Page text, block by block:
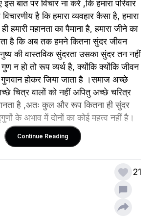
बात पर विचार ना करें ,कि हमारा परिवार
है कि हमारा व्यवहार कैसा है, हमारा
हमारी महानता का पैमाना है, हमारा जीने का
है कि अब तक हमने कितना सुंदर जीवन
की वास्तविक सुंदरता उसका सुंदर तन नहीं
न हो तो रूप व्यर्थ है, क्योंकि क्योंकि जीवन
होकर जिया जाता है ।समाज अच्छे
चित्र वालों को नहीं अपितु अच्छे चरित्र
है ,अतः कुल और रूप कितना ही सुंदर
के अभाव में दोनों का कोई महत्व नहीं है।
किस कुल में हुआ है। यह इतना महत्वपूर्ण नहीं
कर्म किस कुल का है ,जन्म से कहीं कोई भेद
कि जीवन के निर्धारण के लिए। हम किसी को
Continue Reading
21